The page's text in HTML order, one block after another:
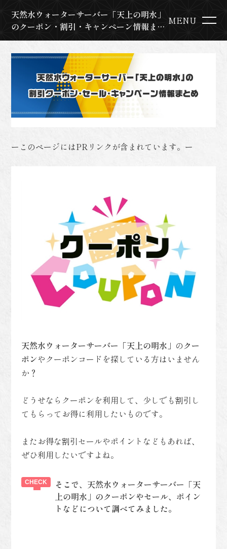
天然水ウォーターサーバー「天上の明水」
のクーポン・割引・キャンペーン情報まと
め
MENU
ーこのページにはPRリンクが含まれています。ー
天然水ウォーターサーバー「天上の明水」 のクー
ポンやクーポンコードを探している方はいません
か？
どうせならクーポンを利用して、少しでも割引し
てもらってお得に利用したいものです。
またお得な割引セールやポイントなどもあれば、
ぜひ利用したいですよね。
そこで、天然水ウォーターサーバー「天
上の明水」のクーポンやセール、ポイン
トなどについて調べてみました。